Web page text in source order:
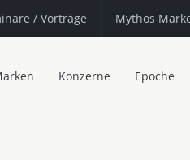
/ Vorträge Mythos
Konzerne Epoche